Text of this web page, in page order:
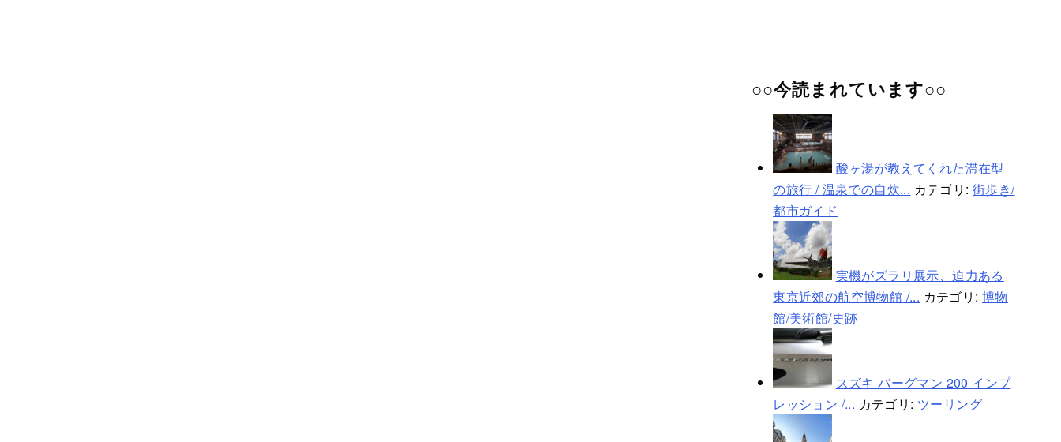
○○今読まれています○○
酸ヶ湯が教えてくれた滞在型
の旅行 / 温泉での自炊... カテゴリ: 街歩き/
都市ガイド
実機がズラリ展示、迫力ある
東京近郊の航空博物館 /... カテゴリ: 博物
館/美術館/史跡
スズキ バーグマン 200 インプ
レッション /... カテゴリ: ツーリング